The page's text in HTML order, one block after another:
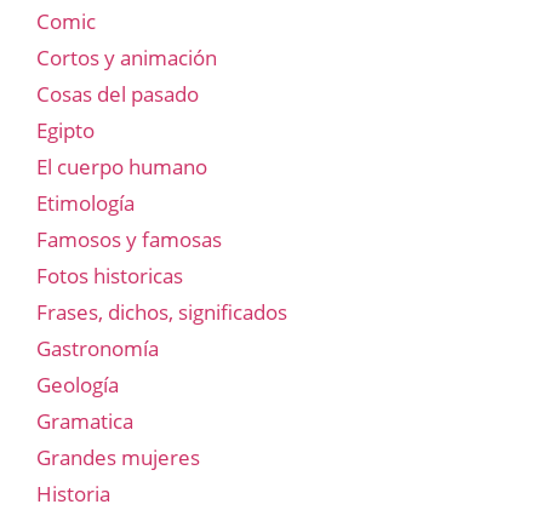
Comic
Cortos y animación
Cosas del pasado
Egipto
El cuerpo humano
Etimología
Famosos y famosas
Fotos historicas
Frases, dichos, significados
Gastronomía
Geología
Gramatica
Grandes mujeres
Historia